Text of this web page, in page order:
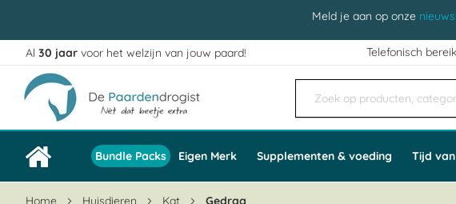
Meld je aan op onze
Ga
naar
de
inhoud
Al 30 jaar voor het welzijn van jouw paard! Telefonisch
Bundle Packs Eigen Merk Supplementen & voeding Tijd
Home Huisdieren Kat Gedrag